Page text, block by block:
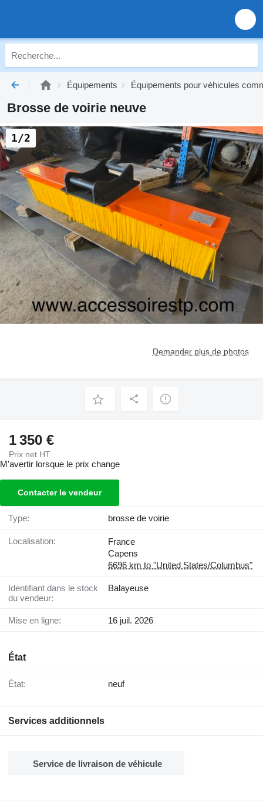
Équipements Équipements pour véhicules
Brosse de voirie neuve
Demander plus de photos
1/2
1 350 €
Prix net HT
M'avertir lorsque le prix change
Contacter le vendeur
Type: brosse de voirie
Localisation:
France
Capens
6696 km to "United States/Columbus"
Identifiant dans le stock
du vendeur:
Balayeuse
Mise en ligne: 16 juil. 2026
État
État: neuf
Services additionnels
Service de livraison de véhicule